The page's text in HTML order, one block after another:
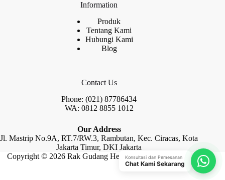
Information
Produk
Tentang Kami
Hubungi Kami
Blog
Contact Us
Phone: (021) 87786434
WA: 0812 8855 1012
Our Address
Jl. Mastrip No.9A, RT.7/RW.3, Rambutan, Kec. Ciracas, Kota
Jakarta Timur, DKI Jakarta
Copyright © 2026 Rak Gudang Heayy Duty by Raja Rak
Konsultasi dan Pemesanan
Chat Kami Sekarang